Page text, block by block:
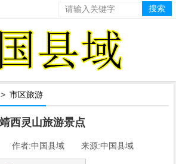
>市区旅游
靖西灵山旅游景点
作者:中国县域 来源:中国县域